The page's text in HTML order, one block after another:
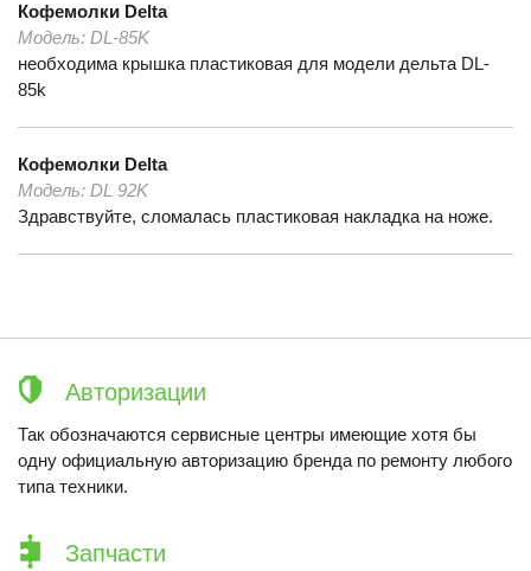
Кофемолки Delta
Модель: DL-85K
необходима крышка пластиковая для модели дельта DL-
85k
Кофемолки Delta
Модель: DL 92K
Здравствуйте, сломалась пластиковая накладка на ноже.
Авторизации
Так обозначаются сервисные центры имеющие хотя бы
одну официальную авторизацию бренда по ремонту любого
типа техники.
Запчасти